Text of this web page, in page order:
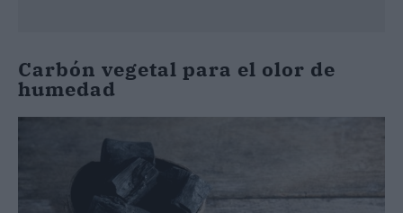
Carbón vegetal para el olor de
humedad